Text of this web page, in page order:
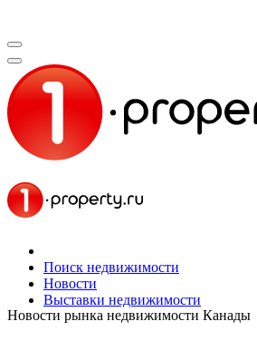
Поиск недвижимости
Новости
Выставки недвижимости
Новости рынка недвижимости Канады